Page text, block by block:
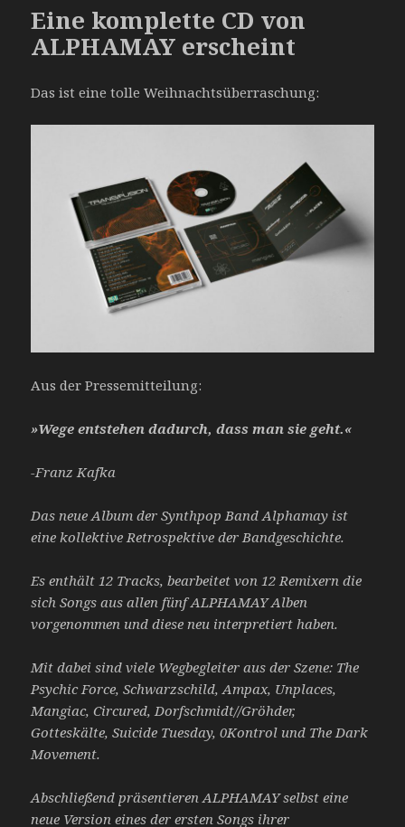
Eine komplette CD von
ALPHAMAY erscheint
Das ist eine tolle Weihnachtsüberraschung:
Aus der Pressemitteilung:
»Wege entstehen dadurch, dass man sie geht.«
-Franz Kafka
Das neue Album der Synthpop Band Alphamay ist
eine kollektive Retrospektive der Bandgeschichte.
Es enthält 12 Tracks, bearbeitet von 12 Remixern die
sich Songs aus allen fünfALPHAMAY Alben
vorgenommen und diese neu interpretiert haben.
Mit dabei sind viele Wegbegleiter aus der Szene: The
Psychic Force, Schwarzschild, Ampax, Unplaces,
Mangiac, Circured, Dorfschmidt//Gröhder,
Gotteskälte, Suicide Tuesday, 0Kontrol und The Dark
Movement.
Abschließend präsentieren ALPHAMAY selbst eine
neue Version eines derersten Songs ihrer